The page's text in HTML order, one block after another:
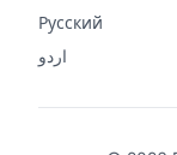
Русский
اردو